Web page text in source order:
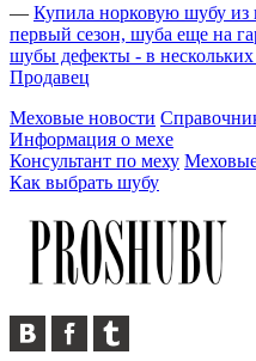
— Купила норковую шубу
первый сезон, шуба еще на
шубы дефекты - в
Продавец
Меховые новости
Информация о мехе
Консультант по меху
Как выбрать шубу